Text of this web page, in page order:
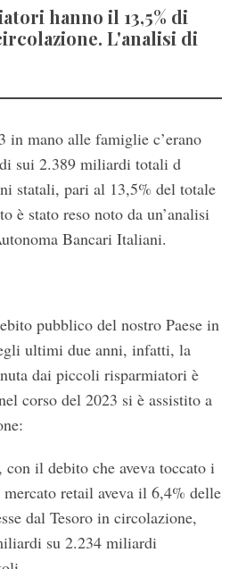
hanno il 13,5% di
L'analisi di
in mano alle famiglie c’erano
sui 2.389 miliardi totali d
statali, pari al 13,5% del totale
è stato reso noto da un’analisi
Bancari Italiani.
pubblico del nostro Paese in
ultimi due anni, infatti, la
dai piccoli risparmiatori è
corso del 2023 si è assistito a
con il debito che aveva toccato i
retail aveva il 6,4% delle
dal Tesoro in circolazione,
su 2.234 miliardi